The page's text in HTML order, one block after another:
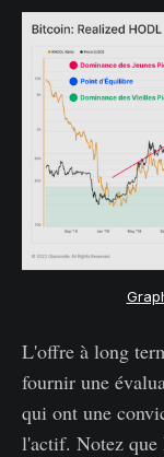
L'offre à long
fournir une
qui ont une
l'actif. Notez que